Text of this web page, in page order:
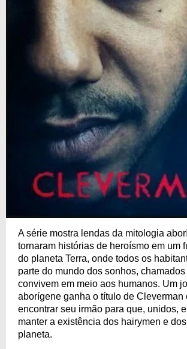
A série mostra lendas da mitologia
tornaram histórias de heroísmo em um
do planeta Terra, onde todos os
parte do mundo dos sonhos,
convivem em meio aos humanos. Um
aborígene ganha o título de Cleverman
encontrar seu irmão para que, unidos,
manter a existência dos hairymen e
planeta.